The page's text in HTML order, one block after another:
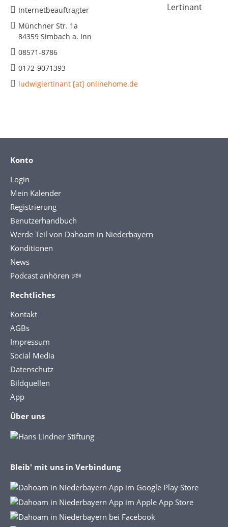
Internetbeauftragter
Münchner Str. 1a
84359 Simbach a. Inn
08571-8786
0172-9071393
ludwiglertinant [at] onlinehome.de
Konto
Login
Mein Kalender
Registrierung
Benutzerhandbuch
Werde Teil von Dahoam in Niederbayern
Konditionen
News
Podcast anhören 🕬
Rechtliches
Kontakt
AGBs
Impressum
Social Media
Datenschutz
Bildquellen
App
Über uns
Bleib' mit uns in Verbindung